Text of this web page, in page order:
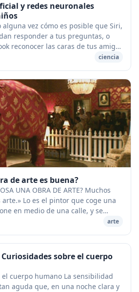
y redes neuronales
alguna vez cómo es posible que Siri,
responder a tus preguntas, o
reconocer las caras de tus amigos
¡La respuesta a...
ciencia
de arte es buena?
UNA OBRA DE ARTE? Muchos
arte.» Lo es el pintor que coge una
en medio de una calle, y se
«Miradme, con esto b...
arte
sobre el cuerpo
cuerpo humano La sensibilidad
aguda que, en una noche clara y